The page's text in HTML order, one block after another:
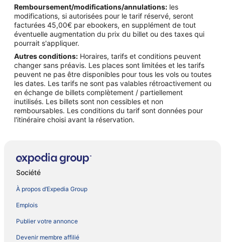
Remboursement/modifications/annulations: les
modifications, si autorisées pour le tarif réservé, seront
facturées 45,00€ par ebookers, en supplément de tout
éventuelle augmentation du prix du billet ou des taxes qui
pourrait s'appliquer.
Autres conditions: Horaires, tarifs et conditions peuvent
changer sans préavis. Les places sont limitées et les tarifs
peuvent ne pas être disponibles pour tous les vols ou toutes
les dates. Les tarifs ne sont pas valables rétroactivement ou
en échange de billets complètement / partiellement
inutilisés. Les billets sont non cessibles et non
remboursables. Les conditions du tarif sont données pour
l'itinéraire choisi avant la réservation.
Société
À propos d’Expedia Group
Emplois
Publier votre annonce
Devenir membre affilié